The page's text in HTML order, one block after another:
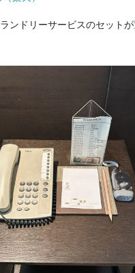
ンドリーサービスのセット